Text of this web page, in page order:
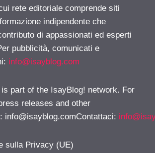
rete editoriale comprende siti
indipendente che
di appassionati ed esperti
pubblicità, comunicati e
info@isayblog.com
part of the IsayBlog! network. For
releases and other
info@isayblog.comContattaci:
sulla Privacy (UE)